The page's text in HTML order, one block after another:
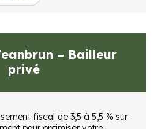
– Bailleur
privé
fiscal de 3,5 à 5,5 % sur